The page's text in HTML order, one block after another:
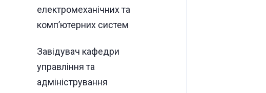
електромеханічних та
комп’ютерних систем
Завідувач кафедри
управління та
адміністрування